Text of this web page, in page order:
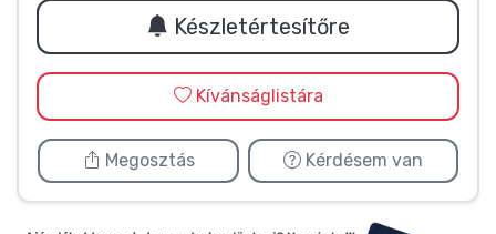
Készletértesítőre
Kívánságlistára
Megosztás Kérdésem van